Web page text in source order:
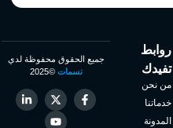
روابط
تفيدك
من نحن
خدماتنا
المدونة
جميع الحقوق محفوظة لدي
نسمات©2025